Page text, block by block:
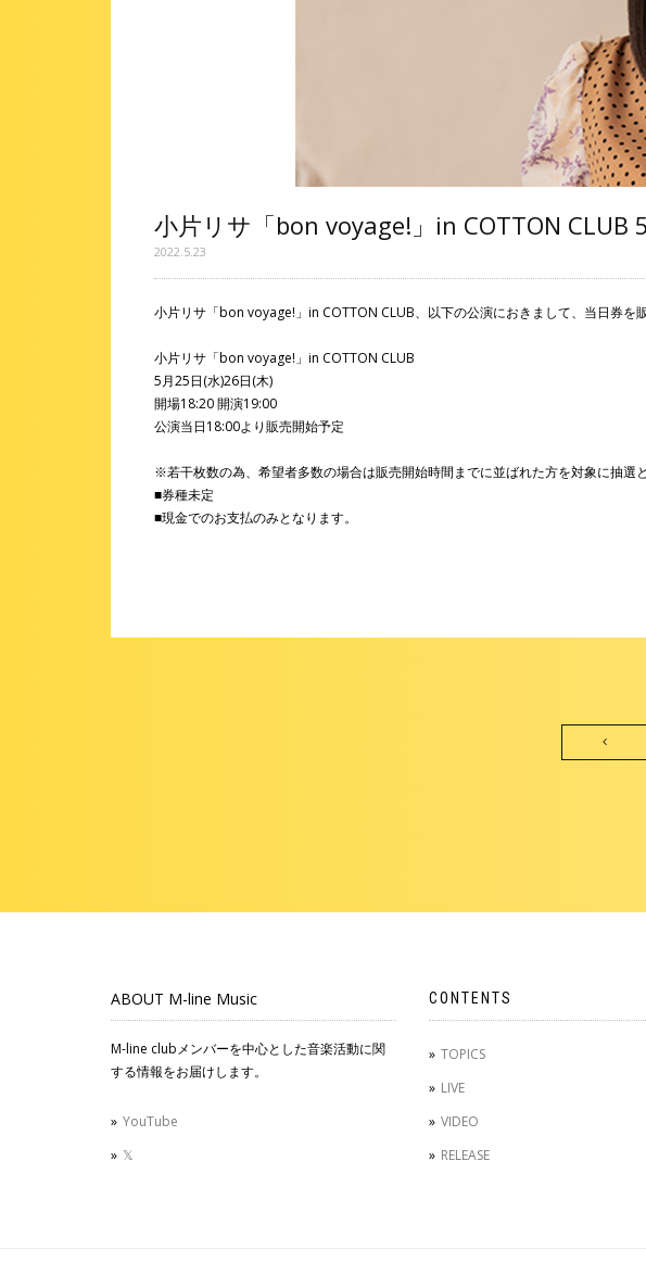
小片リサ「bon voyage!」in COTTON
2022.5.23
小片リサ「bon voyage!」in COTTON CLUB、以下の公演におきまして、当日券を
小片リサ「bon voyage!」in COTTON CLUB
5月25日(水)26日(木)
開場18:20 開演19:00
公演当日18:00より販売開始予定
※若干枚数の為、希望者多数の場合は販売開始時間までに並ばれた方を対象に抽選
■券種未定
■現金でのお支払のみとなります。
ABOUT M-line Music
M-line clubメンバーを中心とした音楽活動に関
する情報をお届けします。
YouTube
𝕏
CONTENTS
TOPICS
LIVE
VIDEO
RELEASE